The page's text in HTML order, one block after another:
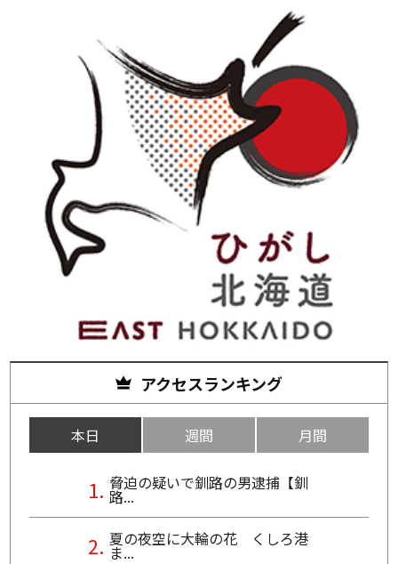
アクセスランキング
本日 週間 月間
脅迫の疑いで釧路の男逮捕【釧
路...
夏の夜空に大輪の花 くしろ港
ま...